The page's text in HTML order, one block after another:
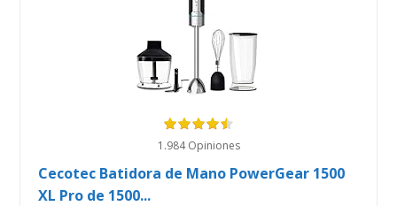
1.984 Opiniones
Cecotec Batidora de Mano PowerGear 1500
XL Pro de 1500...